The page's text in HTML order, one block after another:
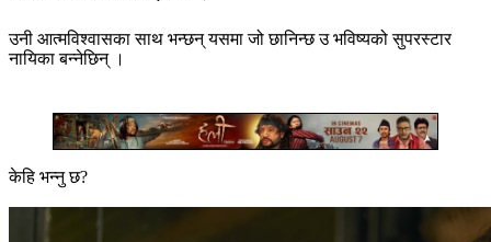
उनी आत्मविश्वासका साथ भन्छन् यसमा जो छानिन्छ उ भविष्यको सुपरस्टार
नायिका बन्नेछिन् ।
केहि भन्नु छ?